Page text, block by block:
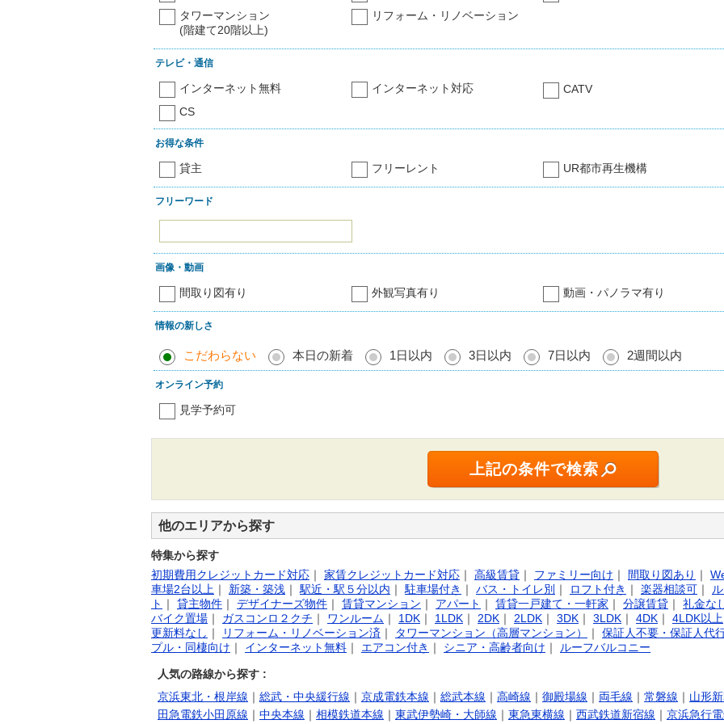
タワーマンション
(階建て20階以上)
リフォーム・リノベーション
テレビ・通信
インターネット無料 インターネット対応
CATV
CS
お得な条件
貸主 フリーレント UR都市再生機構
フリーワード
画像・動画
間取り図有り 外観写真有り 動画・パノラマ有り
情報の新しさ
こだわらない 本日の新着 1日以内 3日以内 7日以内 2週間以内
オンライン予約
見学予約可
他のエリアから探す
特集から探す
初期費用クレジットカード対応 ｜ 家賃クレジットカード対応 ｜ 高級賃貸 ｜ ファミリー向け ｜ 間取り図あり ｜
車場2台以上 ｜ 新築・築浅 ｜駅近・駅５分以内 ｜駐車場付き ｜ バス・トイレ別 ｜ ロフト付き ｜ 楽器相談可 ｜
ト ｜ 貸主物件 ｜ デザイナーズ物件 ｜ 賃貸マンション ｜ アパート ｜ 賃貸一戸建て・一軒家 ｜ 分譲賃貸 ｜ 礼金な
バイク置場 ｜ ガスコンロ２クチ ｜ ワンルーム ｜ 1DK ｜ 1LDK ｜ 2DK ｜ 2LDK ｜ 3DK ｜ 3LDK ｜ 4DK ｜ 4LDK以上
更新料なし ｜ リフォーム・リノベーション済 ｜ タワーマンション（高層マンション） ｜ 保証人不要・保証人代
プル・同棲向け ｜ インターネット無料 ｜ エアコン付き ｜ シニア・高齢者向け ｜ ルーフバルコニー
人気の路線から探す :
京浜東北・根岸線 ｜ 総武・中央緩行線 ｜ 京成電鉄本線 ｜ 総武本線 ｜ 高崎線 ｜ 御殿場線 ｜ 両毛線 ｜ 常磐線 ｜ 山形
田急電鉄小田原線 ｜ 中央本線 ｜ 相模鉄道本線 ｜ 東武伊勢崎・大師線 ｜ 東急東横線 ｜ 西武鉄道新宿線 ｜ 京浜急行